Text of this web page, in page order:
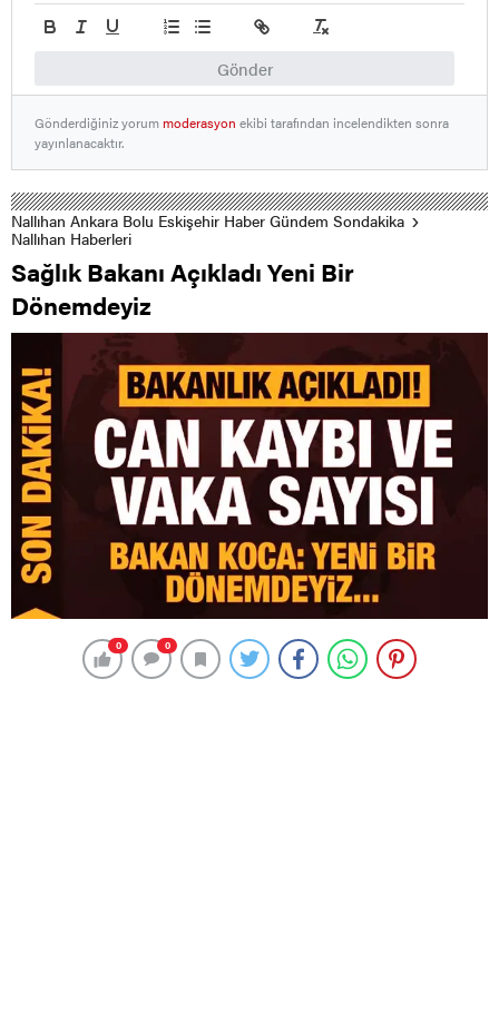
Gönder
Gönderdiğiniz yorummoderasyon ekibi tarafından incelendikten sonra
yayınlanacaktır.
Nallıhan Ankara Bolu Eskişehir Haber Gündem Sondakika
Nallıhan Haberleri
Sağlık Bakanı Açıkladı Yeni Bir
Dönemdeyiz
0 0